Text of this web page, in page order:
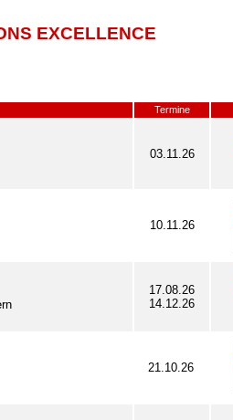
EXCELLENCE
Termine
03.11.26
10.11.26
17.08.26
14.12.26
21.10.26